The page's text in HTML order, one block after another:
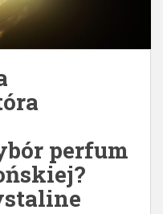
perfum